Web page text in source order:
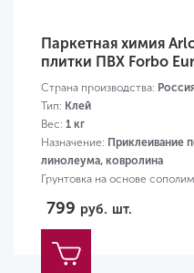
Паркетная химия
плитки ПВХ Forbo
Страна производства:
Тип: Клей
Вес: 1 кг
Назначение: Приклеивание
линолеума, ковролина
Грунтовка на основе
799 руб. шт.